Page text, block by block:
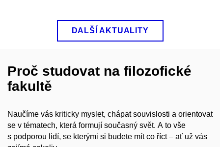
DALŠÍ AKTUALITY
Proč studovat na filozofické
fakultě
Naučíme vás kriticky myslet, chápat souvislosti a orientovat
se v tématech, která formují současný svět. A to vše
s podporou lidí, se kterými si budete mít co říct – ať už vás